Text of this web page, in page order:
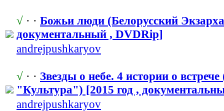
√ · · Божьи люди (Белорусский
документальн​ый , DVDRip]
andrejpushka​ryov
√ · · Звезды о небе. 4 истории о
"Культур​а") [2015 год , документальн
andrejpushka​ryov